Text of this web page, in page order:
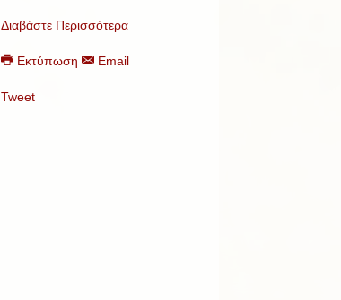
Διαβάστε Περισσότερα
Εκτύπωση Email
Tweet